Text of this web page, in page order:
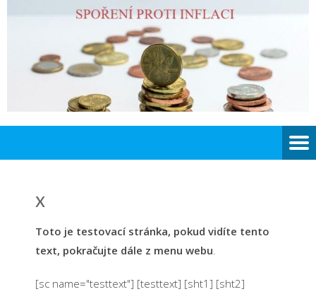
x
Toto je testovací stránka, pokud vidíte tento
text, pokračujte dále z menu webu
[sc name="testtext"] [testtext] [sht1] [sht2]